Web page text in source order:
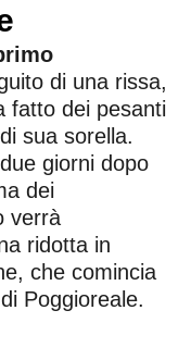
di una rissa,
fatto dei pesanti
sua sorella.
giorni dopo
dei
verrà
ridotta in
che comincia
Poggioreale.